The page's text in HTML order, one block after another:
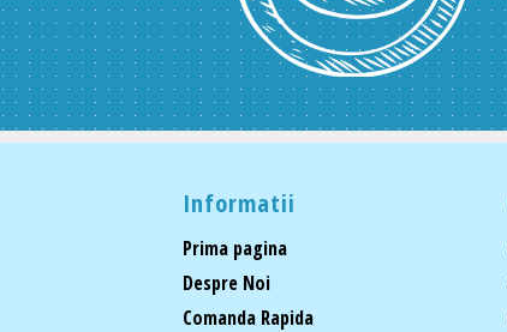
Informatii
Prima pagina
Despre Noi
Comanda Rapida